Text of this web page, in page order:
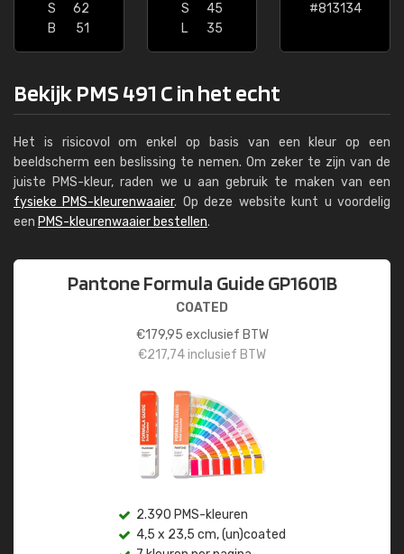
S
62
B
51
S
45
L
35
#813134
Bekijk PMS 491 C in het echt
Het is risicovol om enkel op basis van een kleur op een
beeldscherm een beslissing te nemen. Om zeker te zijn van de
juiste PMS-kleur, raden we u aan gebruik te maken van een
fysieke PMS-kleurenwaaier. Op deze website kunt u voordelig
een PMS-kleurenwaaier bestellen.
Pantone Formula Guide GP1601B
COATED
€179,95 exclusief BTW
€217,74inclusief BTW
2.390 PMS-kleuren
4,5 x 23,5 cm, (un)coated